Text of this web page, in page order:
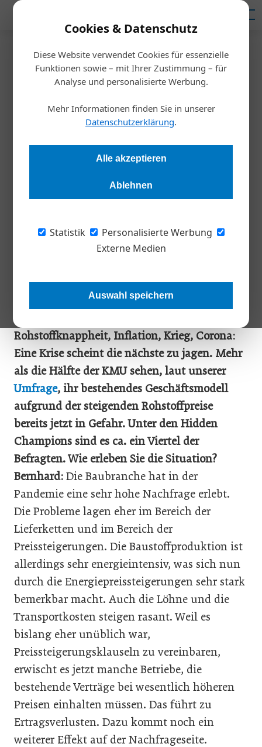
Cookies & Datenschutz
Diese Website verwendet Cookies für essenzielle
Funktionen sowie – mit Ihrer Zustimmung – für
Analyse und personalisierte Werbung.
Mehr Informationen finden Sie in unserer
Datenschutzerklärung.
Alle akzeptieren
Ablehnen
Statistik
Personalisierte Werbung
Externe Medien
Auswahl speichern
Startseite/Allgemein
Analyse Preissteigerungen
Warum uns die Great
Resignation droht
Was die rasant steigenden Kosten für heimische
mehr KMU ihre Betriebe schließen werden und welche Wege
aus der Inflation führen könnten, diskutieren IV-
FASresearch-Gründer Harald Katzmair sowie der Hidden-
Champions-Experte Othmar Schwarz.
Rohstoffknappheit, Inflation, Krieg, Corona:
Eine Krise scheint die nächste zu jagen. Mehr
als die Hälfte der KMU sehen, laut unserer
Umfrage, ihr bestehendes Geschäftsmodell
aufgrund der steigenden Rohstoffpreise
bereits jetzt in Gefahr. Unter den Hidden
Champions sind es ca. ein Viertel der
Befragten. Wie erleben Sie die Situation?
Bernhard: Die Baubranche hat in der
Pandemie eine sehr hohe Nachfrage erlebt.
Die Probleme lagen eher im Bereich der
Lieferketten und im Bereich der
Preissteigerungen. Die Baustoffproduktion ist
allerdings sehr energieintensiv, was sich nun
durch die Energiepreissteigerungen sehr stark
bemerkbar macht. Auch die Löhne und die
Transportkosten steigen rasant. Weil es
bislang eher unüblich war,
Preissteigerungsklauseln zu vereinbaren,
erwischt es jetzt manche Betriebe, die
bestehende Verträge bei wesentlich höheren
Preisen einhalten müssen. Das führt zu
Ertragsverlusten. Dazu kommt noch ein
weiterer Effekt auf der Nachfrageseite.